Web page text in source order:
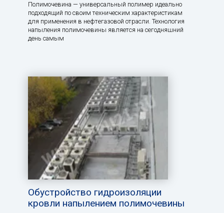
Полимочевина — универсальный полимер идеально
подходящий по своим техническим характеристикам
для применения в нефтегазовой отрасли. Технология
напыления полимочевины является на сегодняшний
день самым
Обустройство гидроизоляции
кровли напылением полимочевины